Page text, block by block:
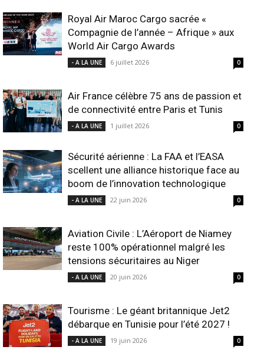
Royal Air Maroc Cargo sacrée «
Compagnie de l’année – Afrique » aux
World Air Cargo Awards
- A LA UNE 6 juillet 2026 0
Air France célèbre 75 ans de passion et
de connectivité entre Paris et Tunis
- A LA UNE 1 juillet 2026 0
Sécurité aérienne : La FAA et l’EASA
scellent une alliance historique face au
boom de l’innovation technologique
- A LA UNE 22 juin 2026 0
Aviation Civile : L’Aéroport de Niamey
reste 100% opérationnel malgré les
tensions sécuritaires au Niger
- A LA UNE 20 juin 2026 0
Tourisme : Le géant britannique Jet2
débarque en Tunisie pour l’été 2027 !
- A LA UNE 19 juin 2026 0